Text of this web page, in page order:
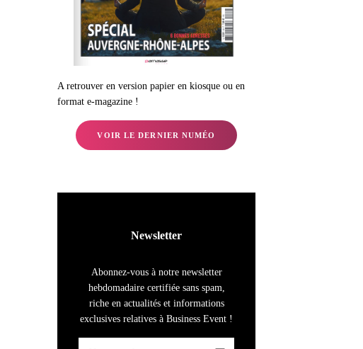
A retrouver en version papier en kiosque ou en
format e-magazine !
VOIR LE DERNIER NUMÉO
Newsletter
Abonnez-vous à notre newsletter
hebdomadaire certifiée sans spam,
riche en actualités et informations
exclusives relatives à Business Event !